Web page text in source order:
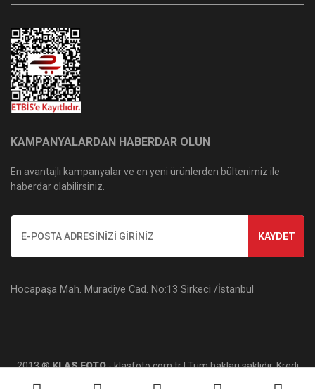
KAMPANYALARDAN HABERDAR OLUN
En avantajlı kampanyalar ve en yeni ürünlerden bültenimiz ile
haberdar olabilirsiniz.
KAYDET
Hocapaşa Mah. Muradiye Cad. No:13 Sirkeci /İstanbul
2013 ®KLAS FOTO- klasfoto.com.tr | Tüm hakları saklıdır. Kredi